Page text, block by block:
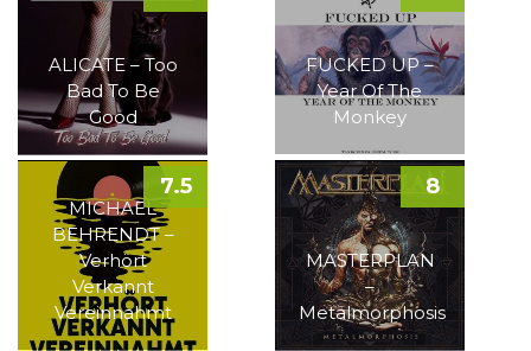
ALICATE – Too
Bad To Be
Good
FUCKED UP –
Year Of The
Monkey
MICHAEL
BEHRENDT –
Verhört
Verkannt
Vereinnahmt
7.5
MASTERPLAN
–
Metalmorphosis
8